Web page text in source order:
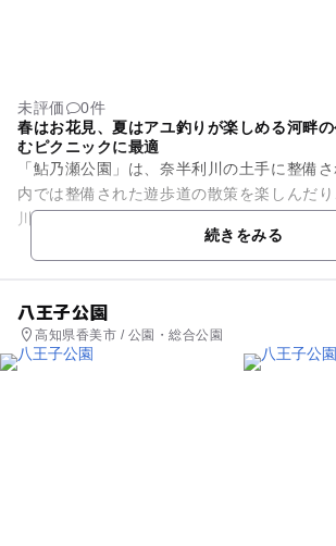
未評価
0件
春はお花見、夏はアユ釣りが楽しめる河畔
むピクニックに最適
「鮎乃瀬公園」は、奈半利川の土手に整備
内では整備された遊歩道の散策を楽しんだ
川遊びが楽しめます。名前の通り、アユ釣
す。また、お花見スポットと...続きをみる
八王子公園
高知県香美市 / 公園・総合公園